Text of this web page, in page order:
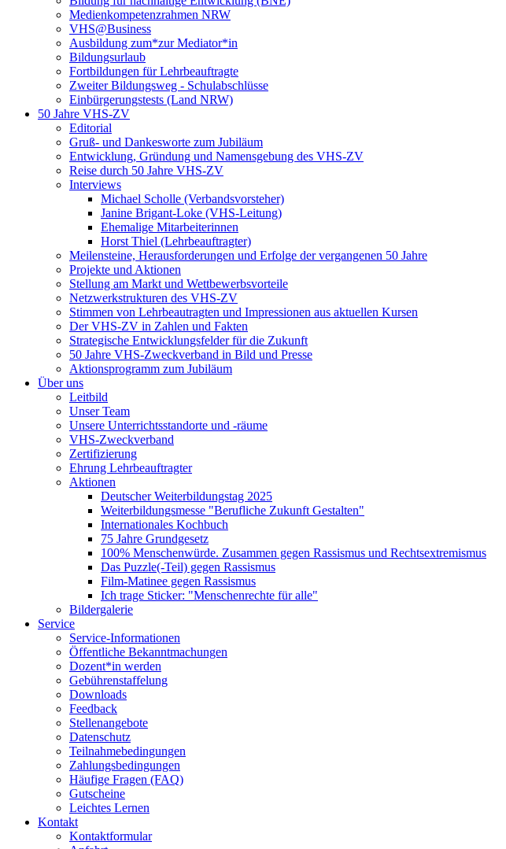
Medienkompetenzrahmen NRW
VHS@Business
Ausbildung zum*zur Mediator*in
Bildungsurlaub
Fortbildungen für Lehrbeauftragte
Zweiter Bildungsweg - Schulabschlüsse
Einbürgerungstests (Land NRW)
50 Jahre VHS-ZV
Editorial
Gruß- und Dankesworte zum Jubiläum
Entwicklung, Gründung und Namensgebung des VHS-ZV
Reise durch 50 Jahre VHS-ZV
Interviews
Michael Scholle (Verbandsvorsteher)
Janine Brigant-Loke (VHS-Leitung)
Ehemalige Mitarbeiterinnen
Horst Thiel (Lehrbeauftragter)
Meilensteine, Herausforderungen und Erfolge der vergangenen 50 Jahre
Projekte und Aktionen
Stellung am Markt und Wettbewerbsvorteile
Netzwerkstrukturen des VHS-ZV
Stimmen von Lehrbeautragten und Impressionen aus aktuellen Kursen
Der VHS-ZV in Zahlen und Fakten
Strategische Entwicklungsfelder für die Zukunft
50 Jahre VHS-Zweckverband in Bild und Presse
Aktionsprogramm zum Jubiläum
Über uns
Leitbild
Unser Team
Unsere Unterrichtsstandorte und -räume
VHS-Zweckverband
Zertifizierung
Ehrung Lehrbeauftragter
Aktionen
Deutscher Weiterbildungstag 2025
Weiterbildungsmesse "Berufliche Zukunft Gestalten"
Internationales Kochbuch
75 Jahre Grundgesetz
100% Menschenwürde. Zusammen gegen Rassismus und Rechtsextremismus
Das Puzzle(-Teil) gegen Rassismus
Film-Matinee gegen Rassismus
Ich trage Sticker: "Menschenrechte für alle"
Bildergalerie
Service
Service-Informationen
Öffentliche Bekanntmachungen
Dozent*in werden
Gebührenstaffelung
Downloads
Feedback
Stellenangebote
Datenschutz
Teilnahmebedingungen
Zahlungsbedingungen
Häufige Fragen (FAQ)
Gutscheine
Leichtes Lernen
Kontakt
Kontaktformular